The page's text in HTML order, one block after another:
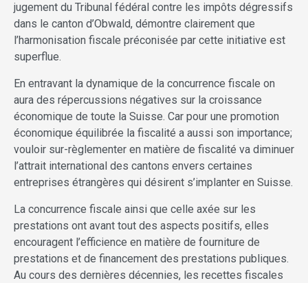
jugement du Tribunal fédéral contre les impôts dégressifs
dans le canton d’Obwald, démontre clairement que
l’harmonisation fiscale préconisée par cette initiative est
superflue.
En entravant la dynamique de la concurrence fiscale on
aura des répercussions négatives sur la croissance
économique de toute la Suisse. Car pour une promotion
économique équilibrée la fiscalité a aussi son importance;
vouloir sur-règlementer en matière de fiscalité va diminuer
l’attrait international des cantons envers certaines
entreprises étrangères qui désirent s’implanter en Suisse.
La concurrence fiscale ainsi que celle axée sur les
prestations ont avant tout des aspects positifs, elles
encouragent l’efficience en matière de fourniture de
prestations et de financement des prestations publiques.
Au cours des dernières décennies, les recettes fiscales